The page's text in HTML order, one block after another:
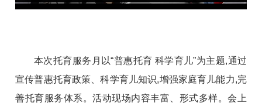
本次托育服务月以“普惠托育 科学育儿”为主题,通过
宣传普惠托育政策、科学育儿知识,增强家庭育儿能力,完
善托育服务体系。活动现场内容丰富、形式多样。会上